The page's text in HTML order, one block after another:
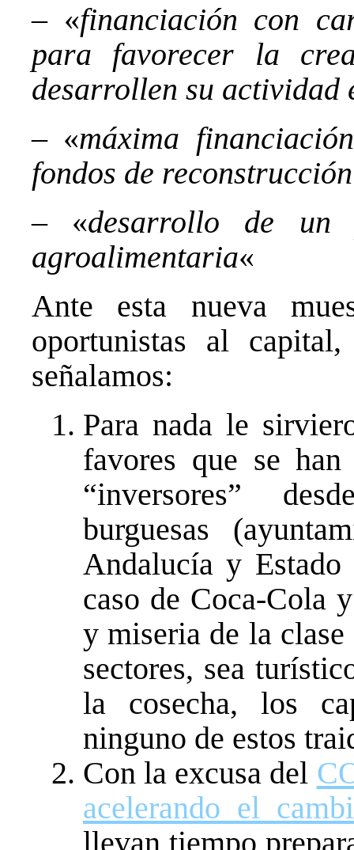
– «financiación con
para favorecer la
desarrollen su actividad
– «máxima
fondos de
– «desarrollo de un
agroalimentaria«
Ante esta nueva
oportunistas al
señalamos:
Para nada le
favores que se
“inversores”
burguesas
Andalucía y
caso de Coca-Cola
y miseria de la
sectores, sea
la cosecha, los
ninguno de estos
Con la excusa del
acelerando el
llevan tiempo